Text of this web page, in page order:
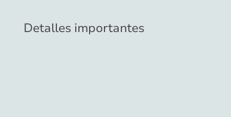
Detalles importantes